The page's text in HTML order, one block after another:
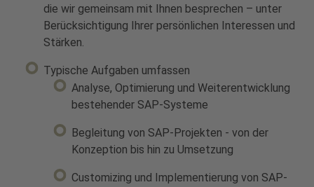
die wir gemeinsam mit Ihnen besprechen – unter
Berücksichtigung Ihrer persönlichen Interessen und
Stärken.
Typische Aufgaben umfassen
Analyse, Optimierung und Weiterentwicklung
bestehender SAP-Systeme
Begleitung von SAP-Projekten - von der
Konzeption bis hin zu Umsetzung
Customizing und Implementierung von SAP-